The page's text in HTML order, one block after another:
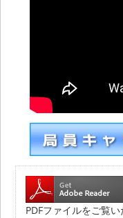
PDFファイルをご覧